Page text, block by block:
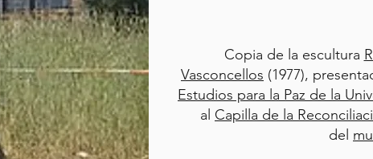
Copia de la escultura
Vasconcellos (1977),
Estudios para la Paz de la
al Capilla de la
del